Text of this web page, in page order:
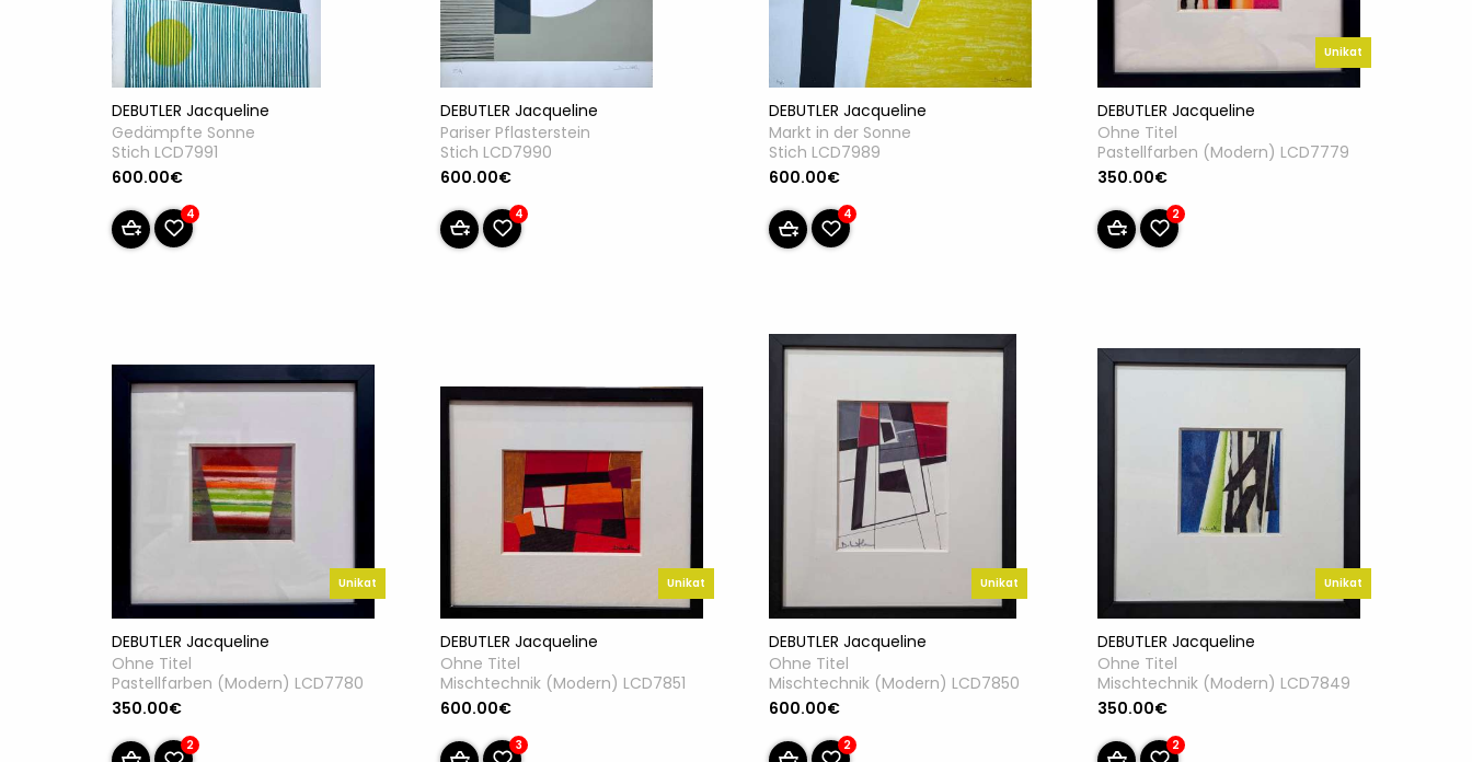
DEBUTLER Jacqueline
Gedämpfte Sonne
Stich LCD7991
600.00€
4
DEBUTLER Jacqueline
Pariser Pflasterstein
Stich LCD7990
600.00€
4
DEBUTLER Jacqueline
Markt in der Sonne
Stich LCD7989
600.00€
4
Unikat
DEBUTLER Jacqueline
Ohne Titel
Pastellfarben (Modern) LCD7779
350.00€
2
Unikat
DEBUTLER Jacqueline
Ohne Titel
Pastellfarben (Modern) LCD7780
350.00€
2
Unikat
DEBUTLER Jacqueline
Ohne Titel
Mischtechnik (Modern) LCD7851
600.00€
3
Unikat
DEBUTLER Jacqueline
Ohne Titel
Mischtechnik (Modern) LCD7850
600.00€
2
Unikat
DEBUTLER Jacqueline
Ohne Titel
Mischtechnik (Modern) LCD7849
350.00€
2